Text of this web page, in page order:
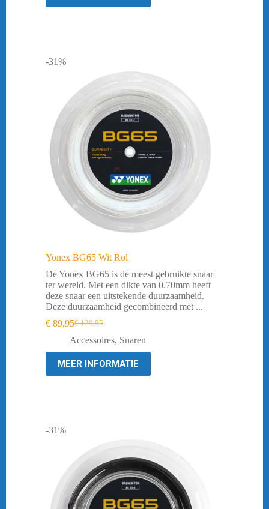
-31%
Yonex BG65 Wit Rol
De Yonex BG65 is de meest gebruikte snaar
ter wereld. Met een dikte van 0.70mm heeft
deze snaar een uitstekende duurzaamheid.
Deze duurzaamheid gecombineerd met ...
€129,95
Oorspronkelijke
prijs
€ 129,95.
€ 89,95Huidige
prijs
€ 89,95.
Accessoires, Snaren
MEER INFORMATIE
-31%